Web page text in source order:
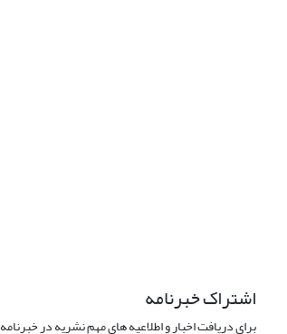
اشتراک خبرنامه
برای دریافت اخبار و اطلاعیه های مهم نشریه در خبرنامه